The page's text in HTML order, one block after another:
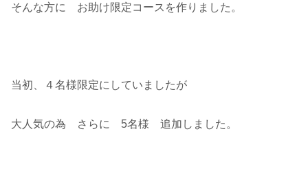
そんな方に お助け限定コースを作りました。
当初、４名様限定にしていましたが
大人気の為 さらに 5名様 追加しました。